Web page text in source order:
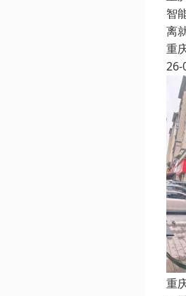
智
离
重
26-
重